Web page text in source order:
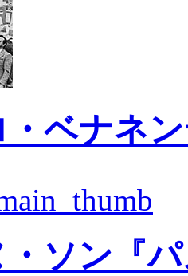
・ベナネ
ソン『